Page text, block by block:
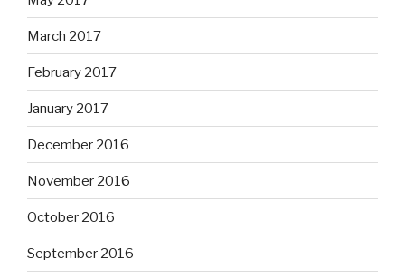
March 2017
February 2017
January 2017
December 2016
November 2016
October 2016
September 2016